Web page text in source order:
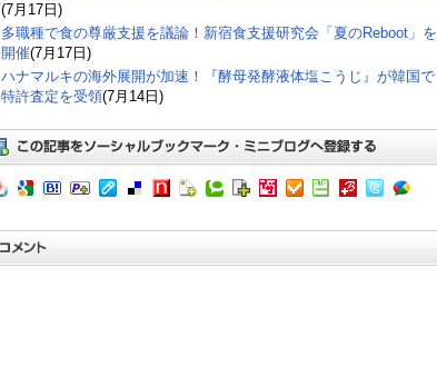
(7月17日)
多職種で食の尊厳支援を議論！新宿食支援研究会「夏のReboot」を
開催(7月17日)
ハナマルキの海外展開が加速！『酵母発酵液体塩こうじ』が韓国で
特許査定を受領(7月14日)